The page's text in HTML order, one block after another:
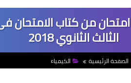
اقوي مراجعة نهائية و20 امتحان من
الثالث الثانوي 2018
الصفحة الرئيسية الكيمياء